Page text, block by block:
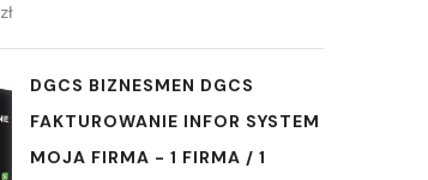
zł
DGCS BIZNESMEN DGCS
FAKTUROWANIE INFOR SYSTEM
MOJA FIRMA - 1 FIRMA / 1